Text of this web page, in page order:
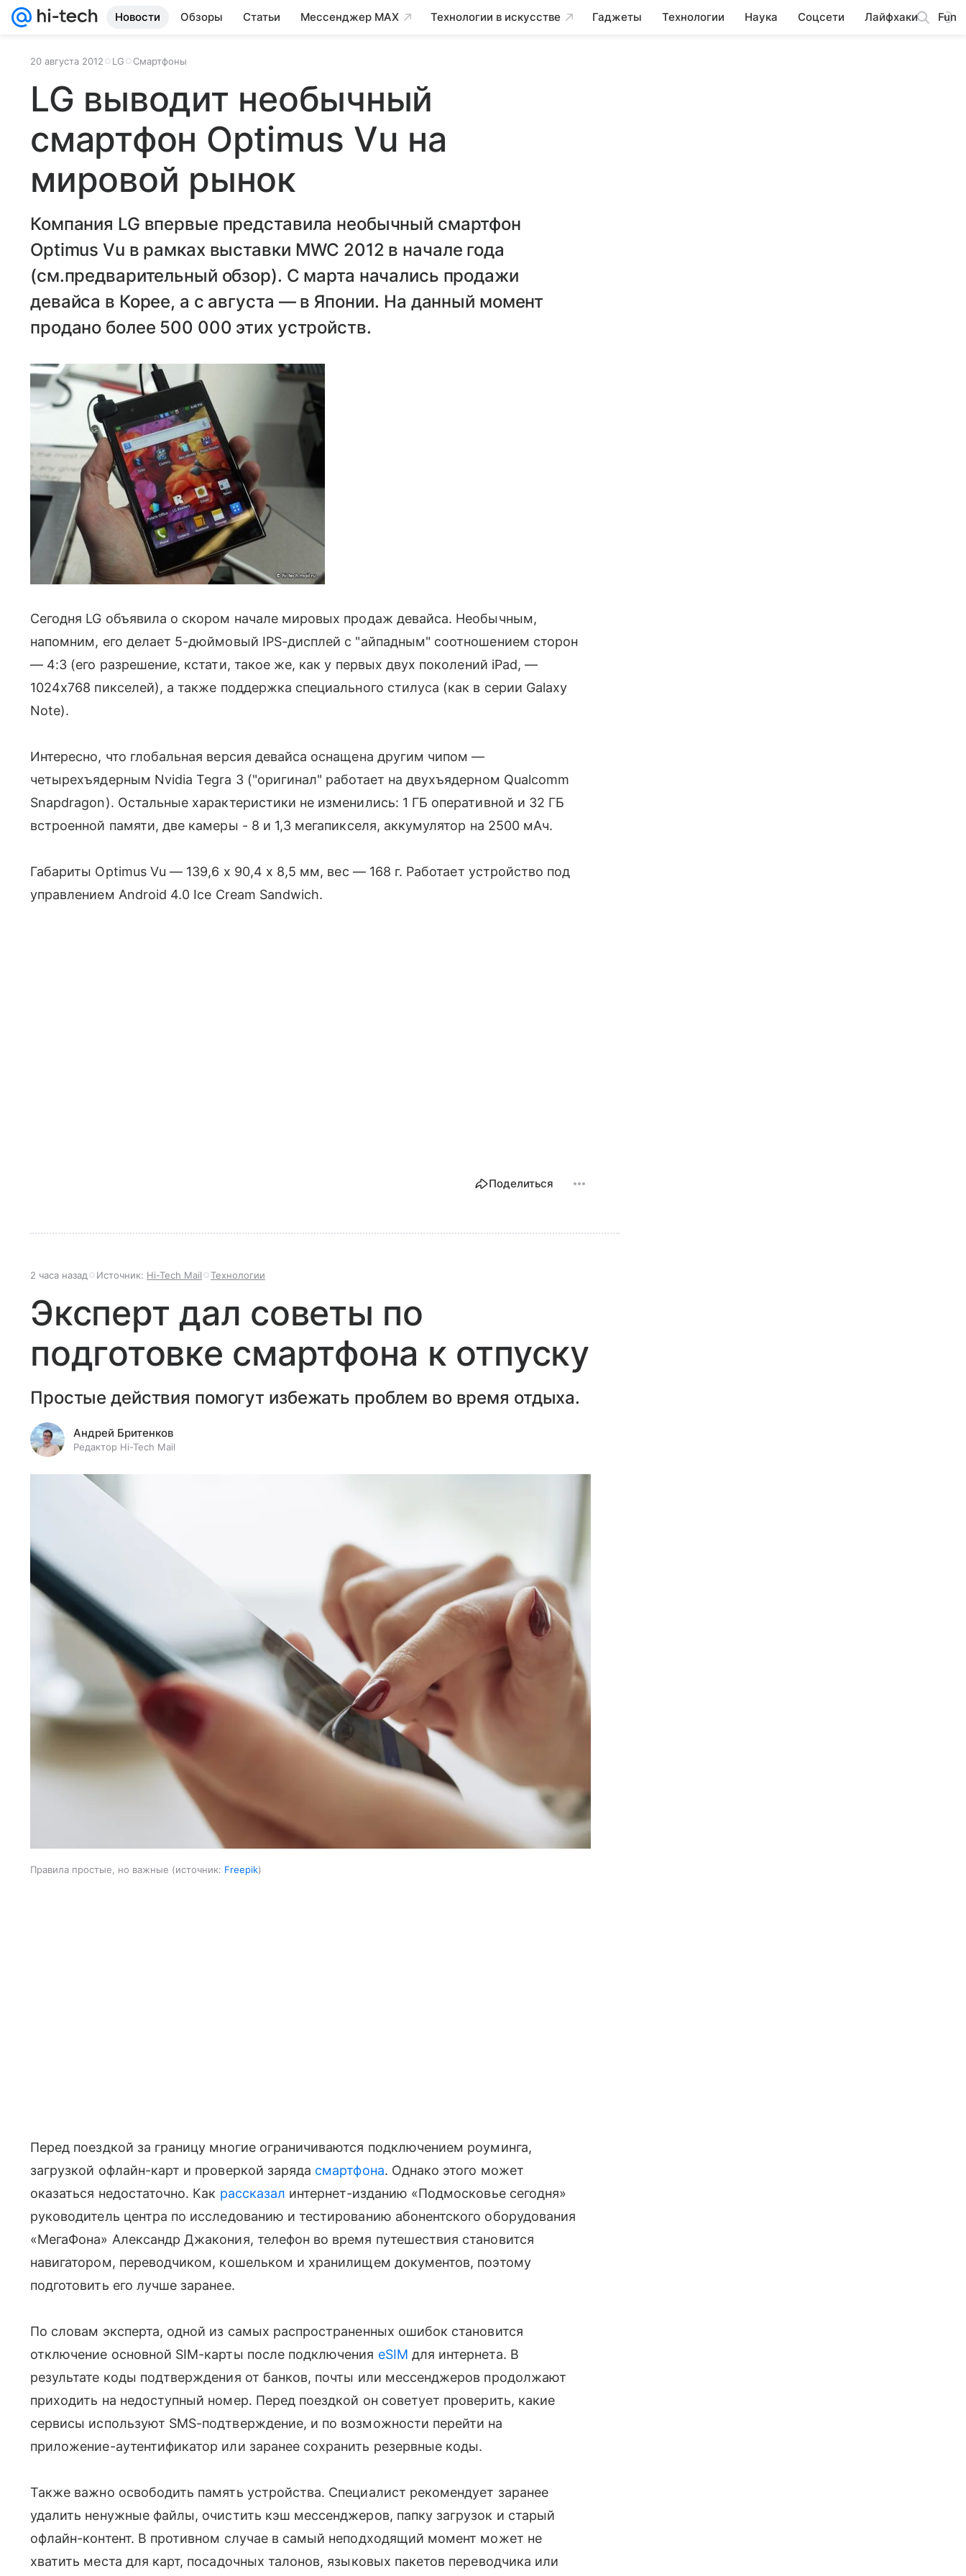
Новости Обзоры Статьи Мессенджер MAX Технологии в искусстве Гаджеты Технологии Наука Соцсети Лайфхаки Fun
20 августа 2012 LG Смартфоны
LG выводит необычный
смартфон Optimus Vu на
мировой рынок
Компания LG впервые представила необычный смартфон
Optimus Vu в рамках выставки MWC 2012 в начале года
(см.предварительный обзор). С марта начались продажи
девайса в Корее, а c августа — в Японии. На данный момент
продано более 500 000 этих устройств.
Сегодня LG объявила о скором начале мировых продаж девайса. Необычным,
напомним, его делает 5-дюймовый IPS-дисплей с "айпадным" соотношением сторон
— 4:3 (его разрешение, кстати, такое же, как у первых двух поколений iPad, —
1024x768 пикселей), а также поддержка специального стилуса (как в серии Galaxy
Note).
Интересно, что глобальная версия девайса оснащена другим чипом —
четырехъядерным Nvidia Tegra 3 ("оригинал" работает на двухъядерном Qualcomm
Snapdragon). Остальные характеристики не изменились: 1 ГБ оперативной и 32 ГБ
встроенной памяти, две камеры - 8 и 1,3 мегапикселя, аккумулятор на 2500 мАч.
Габариты Optimus Vu — 139,6 x 90,4 x 8,5 мм, вес — 168 г. Работает устройство под
управлением Android 4.0 Ice Cream Sandwich.
Поделиться
2 часа назад Источник: Hi-Tech Mail Технологии
Эксперт дал советы по
подготовке смартфона к отпуску
Простые действия помогут избежать проблем во время отдыха.
Андрей Бритенков
Редактор Hi-Tech Mail
Правила простые, но важные источник: Freepik
Перед поездкой за границу многие ограничиваются подключением роуминга,
загрузкой офлайн-карт и проверкой заряда смартфона. Однако этого может
оказаться недостаточно. Как рассказал интернет-изданию «Подмосковье сегодня»
руководитель центра по исследованию и тестированию абонентского оборудования
«МегаФона» Александр Джакония, телефон во время путешествия становится
навигатором, переводчиком, кошельком и хранилищем документов, поэтому
подготовить его лучше заранее.
По словам эксперта, одной из самых распространенных ошибок становится
отключение основной SIM-карты после подключения eSIM для интернета. В
результате коды подтверждения от банков, почты или мессенджеров продолжают
приходить на недоступный номер. Перед поездкой он советует проверить, какие
сервисы используют SMS-подтверждение, и по возможности перейти на
приложение-аутентификатор или заранее сохранить резервные коды.
Также важно освободить память устройства. Специалист рекомендует заранее
удалить ненужные файлы, очистить кэш мессенджеров, папку загрузок и старый
офлайн-контент. В противном случае в самый неподходящий момент может не
хватить места для карт, посадочных талонов, языковых пакетов переводчика или